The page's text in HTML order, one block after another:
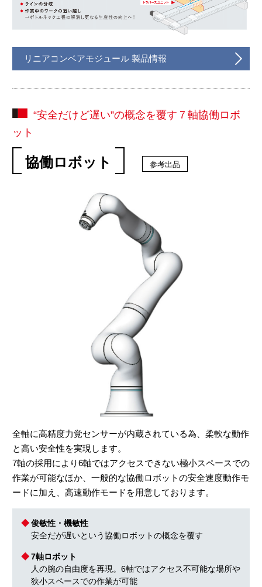
リニアコンベアモジュール 製品情報
“安全だけど遅い”の概念を覆す７軸協働ロボ
ット
協働ロボット 参考出品
全軸に高精度力覚センサーが内蔵されている為、柔軟な動作
と高い安全性を実現します。
7軸の採用により6軸ではアクセスできない極小スペースでの
作業が可能なほか、一般的な協働ロボットの安全速度動作モ
ードに加え、高速動作モードを用意しております。
俊敏性・機敏性
安全だが遅いという協働ロボットの概念を覆す
7軸ロボット
人の腕の自由度を再現。6軸ではアクセス不可能な場所や
狭小スペースでの作業が可能